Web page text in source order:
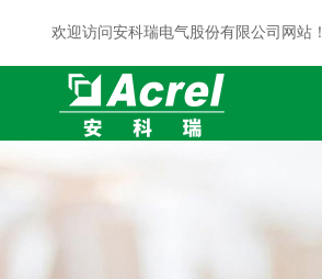
欢迎访问安科瑞电气股份有限公司网站！